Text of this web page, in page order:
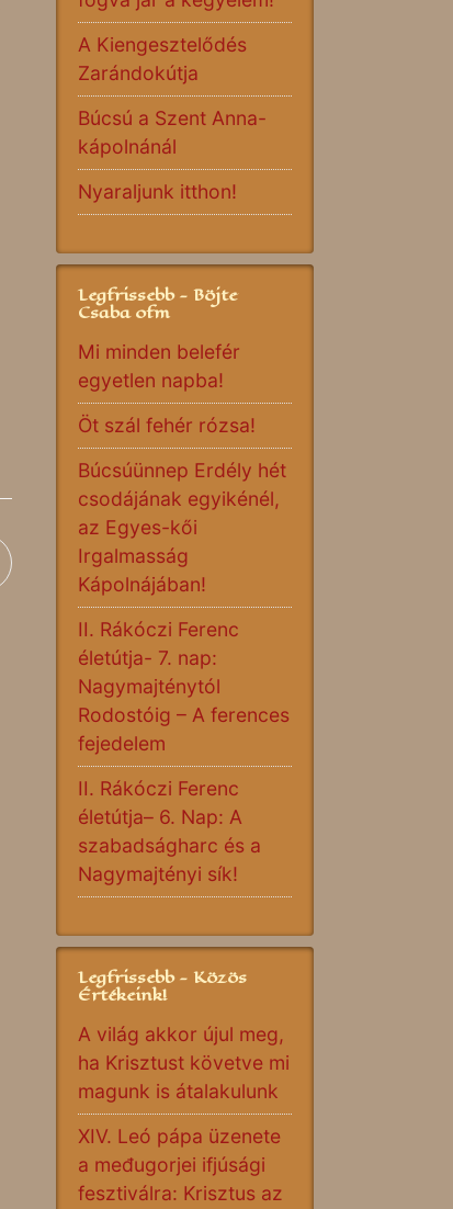
A Kiengesztelődés
Zarándokútja
Búcsú a Szent Anna-
kápolnánál
Nyaraljunk itthon!
Legfrissebb - Böjte
Csaba ofm
Mi minden belefér
egyetlen napba!
Öt szál fehér rózsa!
Búcsúünnep Erdély hét
csodájának egyikénél,
az Egyes-kői
Irgalmasság
Kápolnájában!
II. Rákóczi Ferenc
életútja- 7. nap:
Nagymajténytól
Rodostóig – A ferences
fejedelem
II. Rákóczi Ferenc
életútja– 6. Nap: A
szabadságharc és a
Nagymajtényi sík!
Legfrissebb - Közös
Értékeink!
A világ akkor újul meg,
ha Krisztust követve mi
magunk is átalakulunk
XIV. Leó pápa üzenete
a međugorjei ifjúsági
fesztiválra: Krisztus az